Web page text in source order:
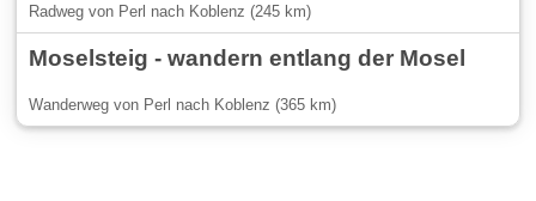
Radweg von Perl nach Koblenz (245 km)
Moselsteig - wandern entlang der Mosel
Wanderweg von Perl nach Koblenz (365 km)